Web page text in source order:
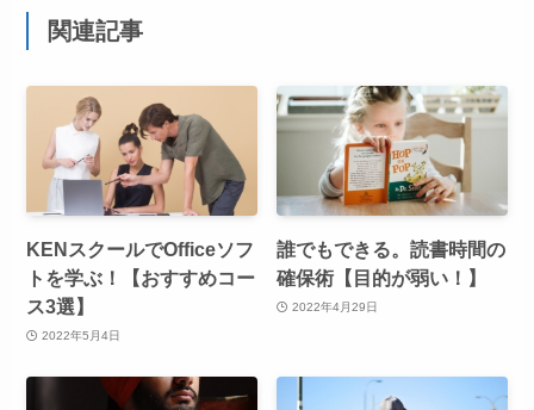
関連記事
KENスクールでOfficeソフ
トを学ぶ！【おすすめコー
ス3選】
2022年5月4日
誰でもできる。読書時間の
確保術【目的が弱い！】
2022年4月29日